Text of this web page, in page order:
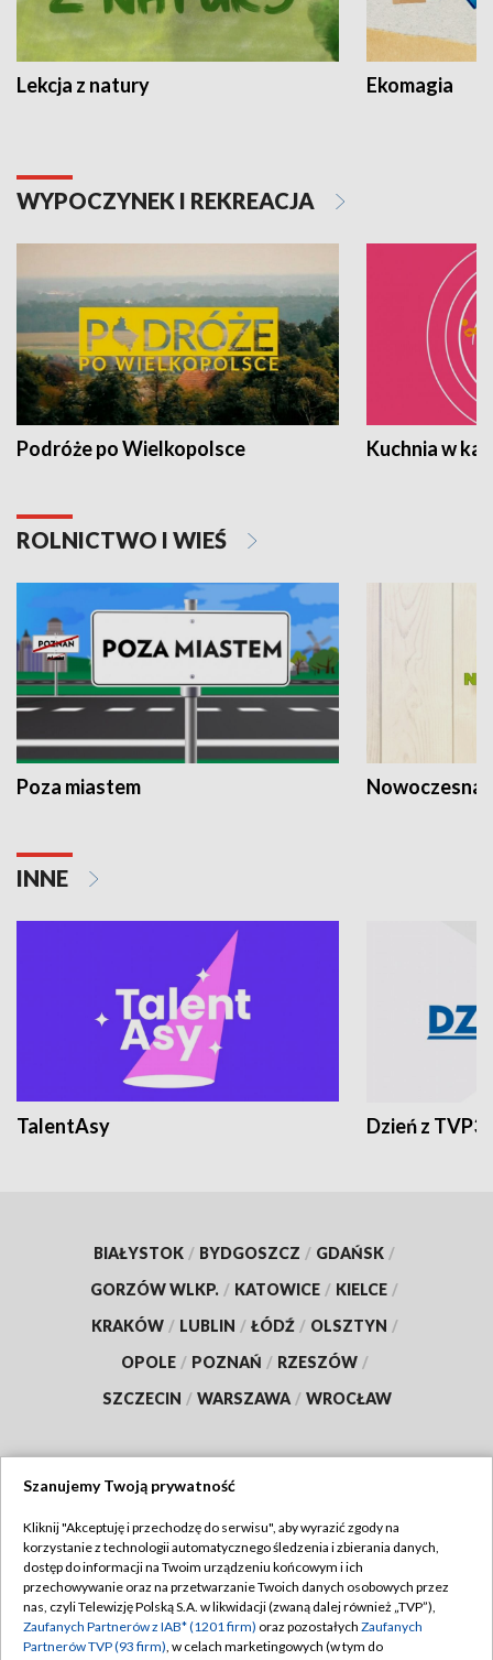
Lekcja z natury Ekomagia
WYPOCZYNEK I REKREACJA
Podróże po Wielkopolsce Kuchnia w
ROLNICTWO I WIEŚ
Poza miastem Nowoczesna
INNE
TalentAsy Dzień z TVP3
BIAŁYSTOK / BYDGOSZCZ / GDAŃSK /
GORZÓW WLKP. / KATOWICE / KIELCE /
KRAKÓW / LUBLIN / ŁÓDŹ / OLSZTYN /
OPOLE / POZNAŃ / RZESZÓW /
SZCZECIN / WARSZAWA / WROCŁAW
TVP
Abonament TVP
Emisja w TVP
Regulamin TVP
Polityka prywatności
Szanujemy Twoją prywatność
Kliknij "Akceptuję i przechodzę do serwisu", aby wyrazić zgody na
korzystanie z technologii automatycznego śledzenia i zbierania danych,
dostęp do informacji na Twoim urządzeniu końcowym i ich
przechowywanie oraz na przetwarzanie Twoich danych osobowych przez
nas, czyli Telewizję Polską S.A. w likwidacji (zwaną dalej również „TVP”),
Zaufanych Partnerów z IAB* (1201 firm) oraz pozostałych Zaufanych
Partnerów TVP (93 firm), w celach marketingowych (w tym do